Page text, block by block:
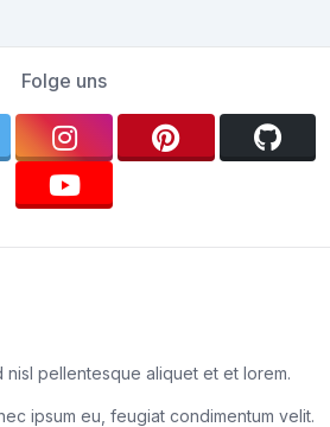
Folge uns
nisl pellentesque aliquet et et lorem.
ipsum eu, feugiat condimentum velit.